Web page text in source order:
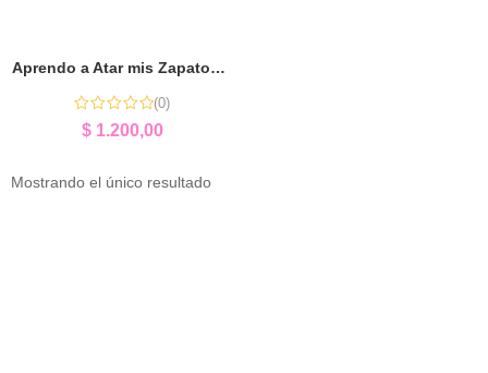
Aprendo a Atar mis Zapatos | Autonomía y Motricidad Fina
(0)
$1.200,00
Mostrando el único resultado